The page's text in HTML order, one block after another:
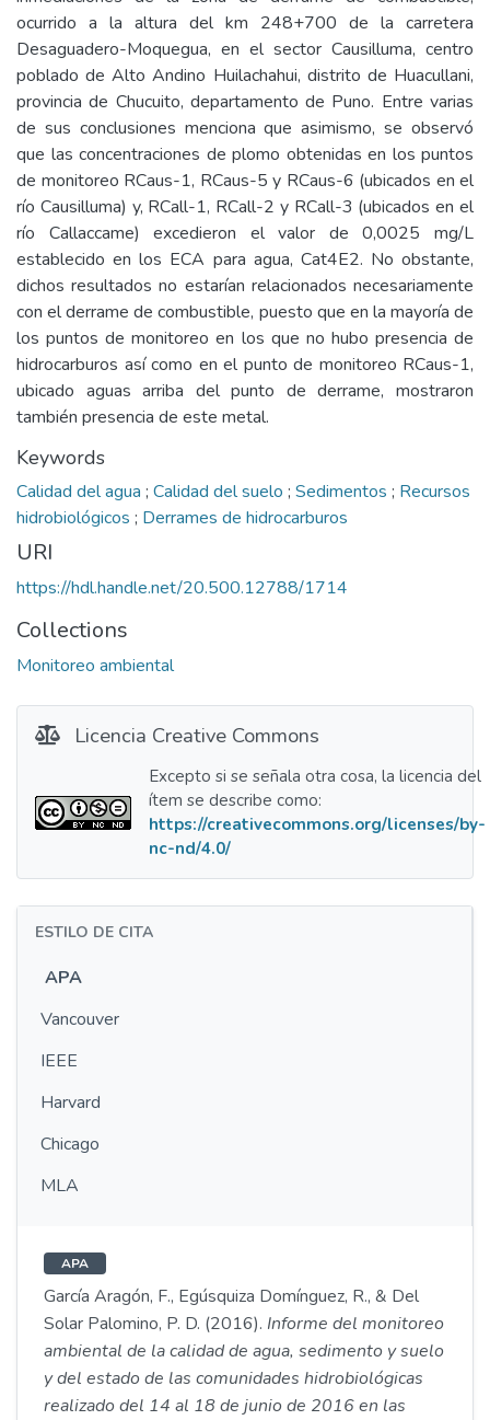
ocurrido a la altura del km 248+700 de la carretera
Desaguadero-Moquegua, en el sector Causilluma, centro
poblado de Alto Andino Huilachahui, distrito de Huacullani,
provincia de Chucuito, departamento de Puno. Entre varias
de sus conclusiones menciona que asimismo, se observó
que las concentraciones de plomo obtenidas en los puntos
de monitoreo RCaus-1, RCaus-5 y RCaus-6 (ubicados en el
río Causilluma) y, RCall-1, RCall-2 y RCall-3 (ubicados en el
río Callaccame) excedieron el valor de 0,0025 mg/L
establecido en los ECA para agua, Cat4E2. No obstante,
dichos resultados no estarían relacionados necesariamente
con el derrame de combustible, puesto que en la mayoría de
los puntos de monitoreo en los que no hubo presencia de
hidrocarburos así como en el punto de monitoreo RCaus-1,
ubicado aguas arriba del punto de derrame, mostraron
también presencia de este metal.
Keywords
Calidad del agua ; Calidad del suelo ; Sedimentos ; Recursos
hidrobiológicos ; Derrames de hidrocarburos
URI
https://hdl.handle.net/20.500.12788/1714
Collections
Monitoreo ambiental
Licencia Creative Commons
Excepto si se señala otra cosa, la licencia del
ítem se describe como:
https://creativecommons.org/licenses/by-
nc-nd/4.0/
ESTILO DE CITA
APA
Vancouver
IEEE
Harvard
Chicago
MLA
APA
García Aragón, F., Egúsquiza Domínguez, R., & Del
Solar Palomino, P. D. (2016). Informe del monitoreo
ambiental de la calidad de agua, sedimento y suelo
y del estado de las comunidades hidrobiológicas
realizado del 14 al 18 de junio de 2016 en las